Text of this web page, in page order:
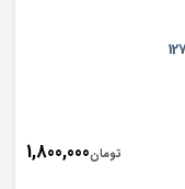
تومان1,800,000